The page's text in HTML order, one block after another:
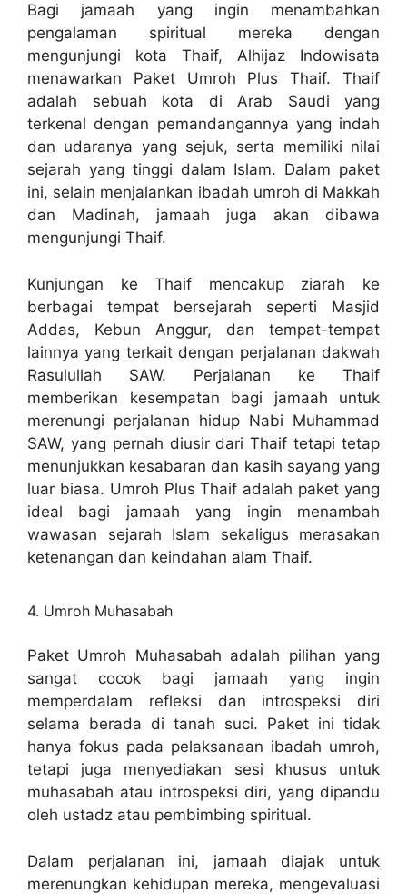
Bagi jamaah yang ingin menambahkan
pengalaman spiritual mereka dengan
mengunjungi kota Thaif, Alhijaz Indowisata
menawarkan Paket Umroh Plus Thaif. Thaif
adalah sebuah kota di Arab Saudi yang
terkenal dengan pemandangannya yang indah
dan udaranya yang sejuk, serta memiliki nilai
sejarah yang tinggi dalam Islam. Dalam paket
ini, selain menjalankan ibadah umroh di Makkah
dan Madinah, jamaah juga akan dibawa
mengunjungi Thaif.
Kunjungan ke Thaif mencakup ziarah ke
berbagai tempat bersejarah seperti Masjid
Addas, Kebun Anggur, dan tempat-tempat
lainnya yang terkait dengan perjalanan dakwah
Rasulullah SAW. Perjalanan ke Thaif
memberikan kesempatan bagi jamaah untuk
merenungi perjalanan hidup Nabi Muhammad
SAW, yang pernah diusir dari Thaif tetapi tetap
menunjukkan kesabaran dan kasih sayang yang
luar biasa. Umroh Plus Thaif adalah paket yang
ideal bagi jamaah yang ingin menambah
wawasan sejarah Islam sekaligus merasakan
ketenangan dan keindahan alam Thaif.
4. Umroh Muhasabah
Paket Umroh Muhasabah adalah pilihan yang
sangat cocok bagi jamaah yang ingin
memperdalam refleksi dan introspeksi diri
selama berada di tanah suci. Paket ini tidak
hanya fokus pada pelaksanaan ibadah umroh,
tetapi juga menyediakan sesi khusus untuk
muhasabah atau introspeksi diri, yang dipandu
oleh ustadz atau pembimbing spiritual.
Dalam perjalanan ini, jamaah diajak untuk
merenungkan kehidupan mereka, mengevaluasi